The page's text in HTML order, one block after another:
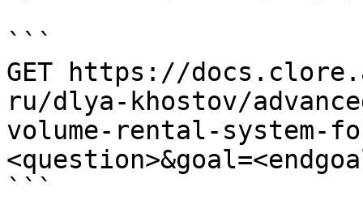
```
GET https://
ru/dlya-khostov/
volume-rental-system-
```